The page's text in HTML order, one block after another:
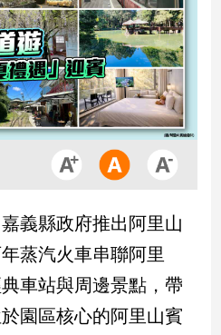
義縣政府推出阿里山
蒸汽火車串聯阿里
車站與周邊景點，帶
園區核心的阿里山賓